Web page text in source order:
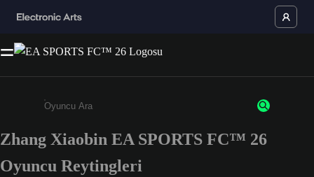
Enter a minimum of 3 characters or numbers
Zhang Xiaobin EA SPORTS FC™ 26
Oyuncu Reytingleri